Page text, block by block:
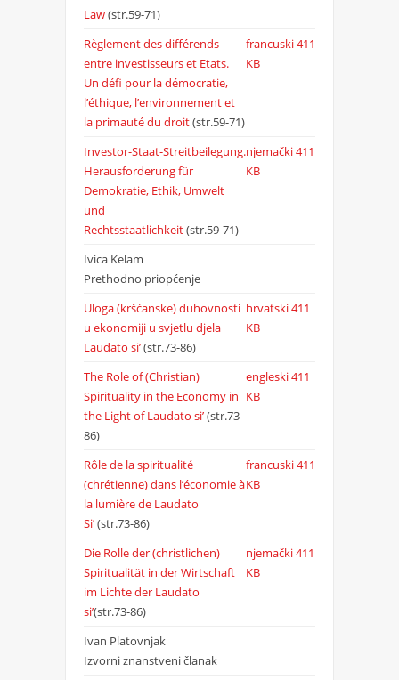
Law(str.59-71)
Règlement des différends
entre investisseurs et Etats.
Un défi pour la démocratie,
l’éthique, l’environnement et
la primauté du droit(str.59-71)
francuski411
KB
Investor-Staat-Streitbeilegung.
Herausforderung für
Demokratie, Ethik, Umwelt
und
Rechtsstaatlichkeit(str.59-71)
njemački411
KB
Ivica Kelam
Prethodno priopćenje
Uloga (kršćanske) duhovnosti
u ekonomiji u svjetlu djela
Laudato si’(str.73-86)
hrvatski411
KB
The Role of (Christian)
Spirituality in the Economy in
the Light of Laudato si’(str.73-
86)
engleski411
KB
Rôle de la spiritualité
(chrétienne) dans l’économie à
la lumière de Laudato
Si’(str.73-86)
francuski411
KB
Die Rolle der (christlichen)
Spiritualität in der Wirtschaft
im Lichte der Laudato
si’(str.73-86)
njemački411
KB
Ivan Platovnjak
Izvorni znanstveni članak